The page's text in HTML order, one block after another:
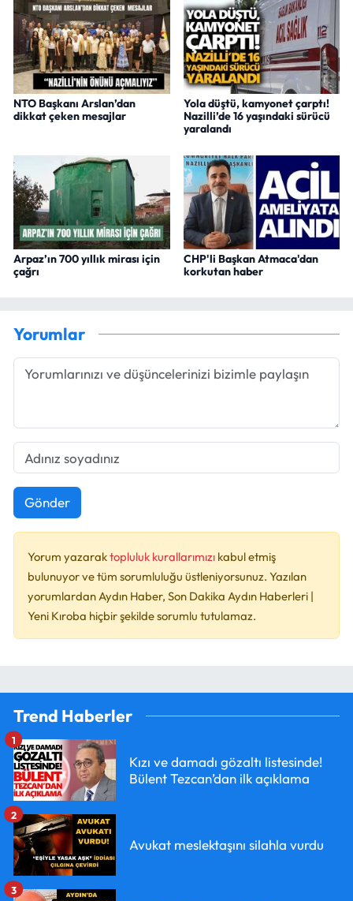
NTO Başkanı Arslan’dan
dikkat çeken mesajlar
Yola düştü, kamyonet çarptı!
Nazilli’de 16 yaşındaki sürücü
yaralandı
Arpaz’ın 700 yıllık mirası için
çağrı
CHP'li Başkan Atmaca'dan
korkutan haber
Yorumlar
Gönder
Yorum yazaraktopluluk kurallarımızı kabul etmiş
bulunuyor ve tüm sorumluluğu üstleniyorsunuz. Yazılan
yorumlardan Aydın Haber, Son Dakika Aydın Haberleri |
Yeni Kıroba hiçbir şekilde sorumlu tutulamaz.
Trend Haberler
Kızı ve damadı gözaltı listesinde!
Bülent Tezcan’dan ilk açıklama
1
Avukat meslektaşını silahla vurdu
2
3